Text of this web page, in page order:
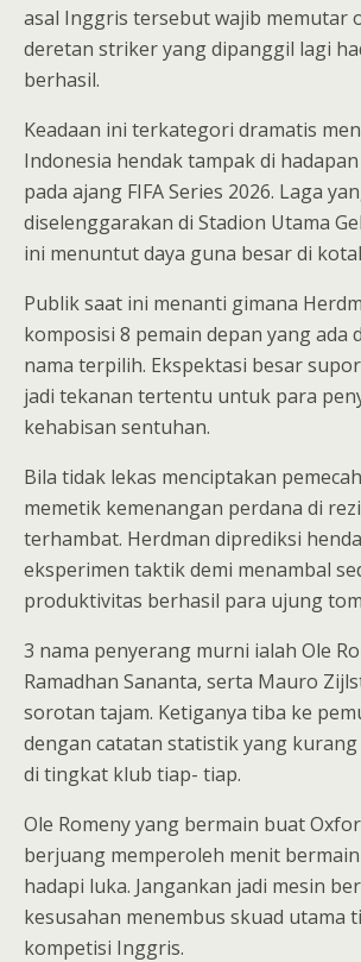
asal Inggris tersebut wajib memutar
deretan striker yang dipanggil lagi
berhasil.
Keadaan ini terkategori dramatis
Indonesia hendak tampak di
pada ajang FIFA Series 2026. Laga
diselenggarakan di Stadion Utama
ini menuntut daya guna besar di
Publik saat ini menanti gimana
komposisi 8 pemain depan yang ada
nama terpilih. Ekspektasi besar
jadi tekanan tertentu untuk para
kehabisan sentuhan.
Bila tidak lekas menciptakan
memetik kemenangan perdana di
terhambat. Herdman diprediksi
eksperimen taktik demi menambal
produktivitas berhasil para ujung
3 nama penyerang murni ialah Ole
Ramadhan Sananta, serta Mauro
sorotan tajam. Ketiganya tiba ke
dengan catatan statistik yang
di tingkat klub tiap- tiap.
Ole Romeny yang bermain buat
berjuang memperoleh menit
hadapi luka. Jangankan jadi mesin
kesusahan menembus skuad utama
kompetisi Inggris.